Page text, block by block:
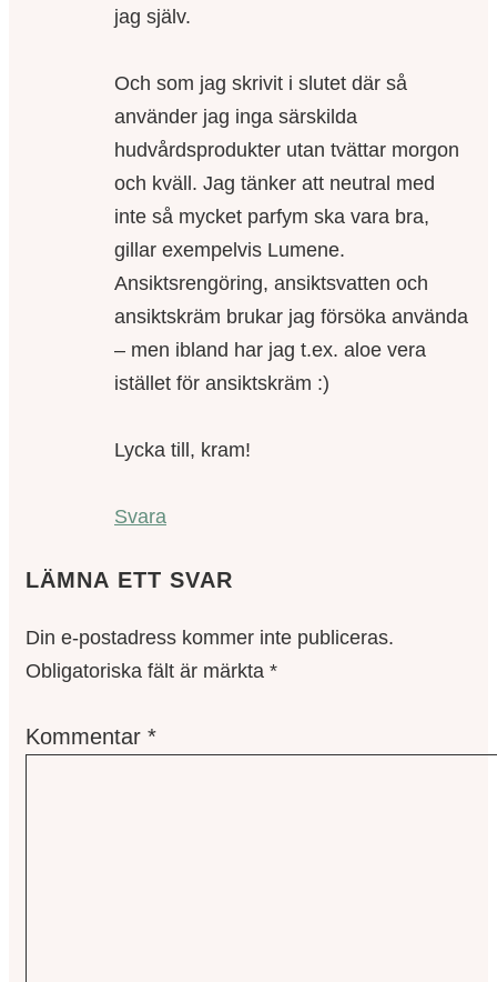
jag själv.
Och som jag skrivit i slutet där så
använder jag inga särskilda
hudvårdsprodukter utan tvättar morgon
och kväll. Jag tänker att neutral med
inte så mycket parfym ska vara bra,
gillar exempelvis Lumene.
Ansiktsrengöring, ansiktsvatten och
ansiktskräm brukar jag försöka använda
– men ibland har jag t.ex. aloe vera
istället för ansiktskräm :)
Lycka till, kram!
Svara
LÄMNA ETT SVAR
Din e-postadress kommer inte publiceras.
Obligatoriska fält är märkta *
Kommentar *